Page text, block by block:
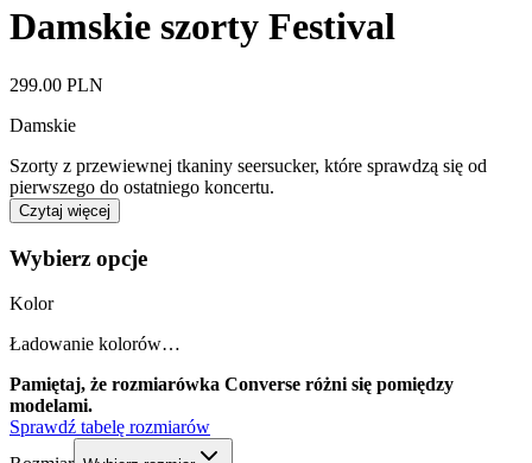
Damskie szorty Festival
299.00 PLN
Damskie
Szorty z przewiewnej tkaniny seersucker, które sprawdzą się od
pierwszego do ostatniego koncertu.
Czytaj więcej
Wybierz opcje
Kolor
Ładowanie kolorów…
Pamiętaj, że rozmiarówka Converse różni się pomiędzy
modelami.
Sprawdź tabelę rozmiarów